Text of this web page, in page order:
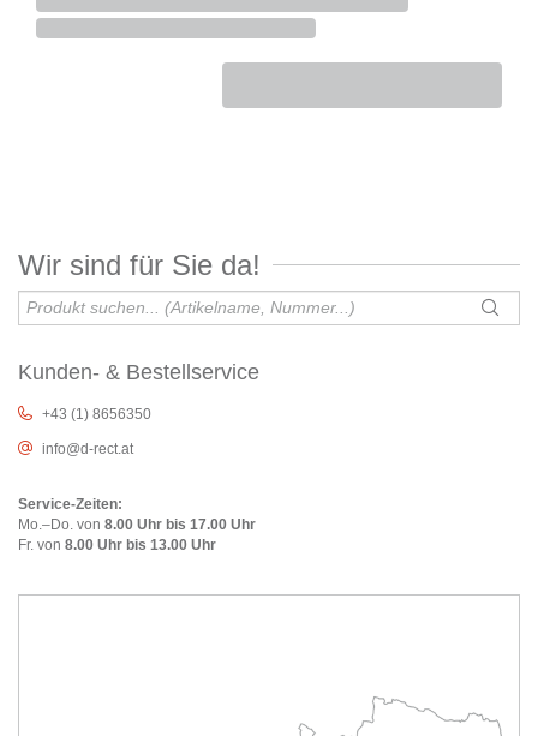
Wir sind für Sie da!
Kunden- & Bestellservice
+43 (1) 8656350
info@d-rect.at
Service-Zeiten:
Mo.–Do. von 8.00 Uhr bis 17.00 Uhr
Fr. von 8.00 Uhr bis 13.00 Uhr